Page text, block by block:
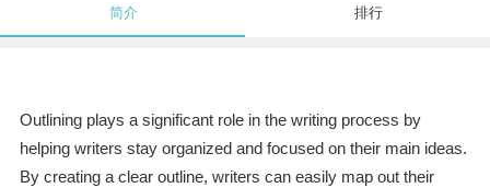
简介 排行
Outlining plays a significant role in the writing process by
helping writers stay organized and focused on their main ideas.
By creating a clear outline, writers can easily map out their